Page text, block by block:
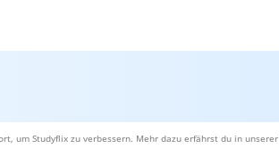
um Studyflix zu verbessern. Mehr dazu erfährst du in unserer